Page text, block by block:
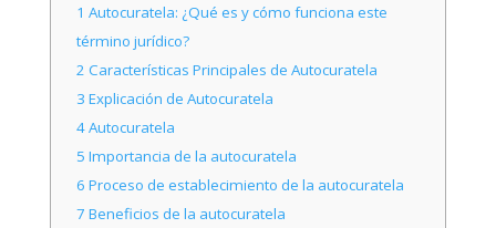
1 Autocuratela: ¿Qué es y cómo funciona este
término jurídico?
2 Características Principales de Autocuratela
3 Explicación de Autocuratela
4Autocuratela
5 Importancia de la autocuratela
6 Proceso de establecimiento de la autocuratela
7 Beneficios de la autocuratela